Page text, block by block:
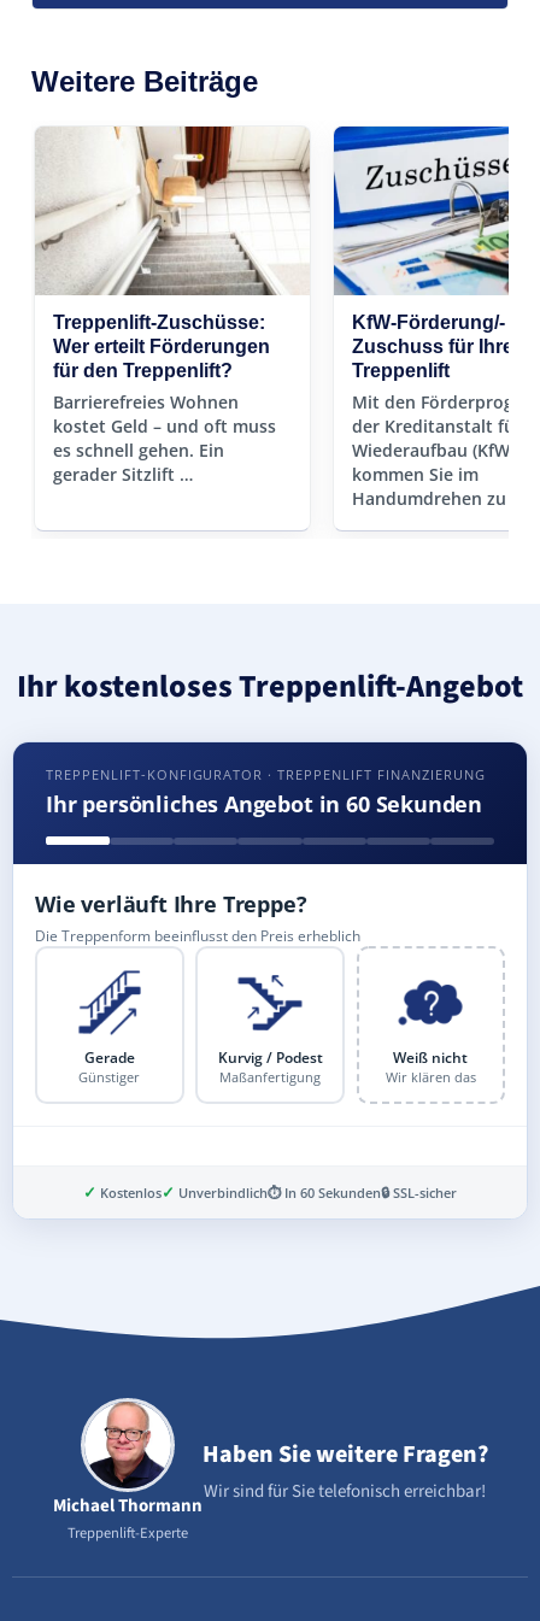
Weitere Beiträge
Treppenlift-Zuschüsse:
Wer erteilt Förderungen
für den Treppenlift?
Barrierefreies Wohnen
kostet Geld – und oft muss
es schnell gehen. Ein
gerader Sitzlift …
KfW-Förderung/-
Zuschuss für Ihren
Treppenlift
Mit den
der Kreditanstalt für
Wiederaufbau (KfW)
kommen Sie im
Handumdrehen zu
Ihr kostenloses Treppenlift-Angebot
TREPPENLIFT-KONFIGURATOR · TREPPENLIFT FINANZIERUNG
Ihr persönliches Angebot in 60 Sekunden
Wie verläuft Ihre Treppe?
Die Treppenform beeinflusst den Preis erheblich
Gerade
Günstiger
Kurvig / Podest
Maßanfertigung
Weiß nicht
Wir klären das
✓ Kostenlos✓ Unverbindlich⏱ In 60 Sekunden🔒 SSL-sicher
Michael Thormann
Treppenlift-Experte
Haben Sie weitere Fragen?
Wir sind für Sie telefonisch erreichbar!